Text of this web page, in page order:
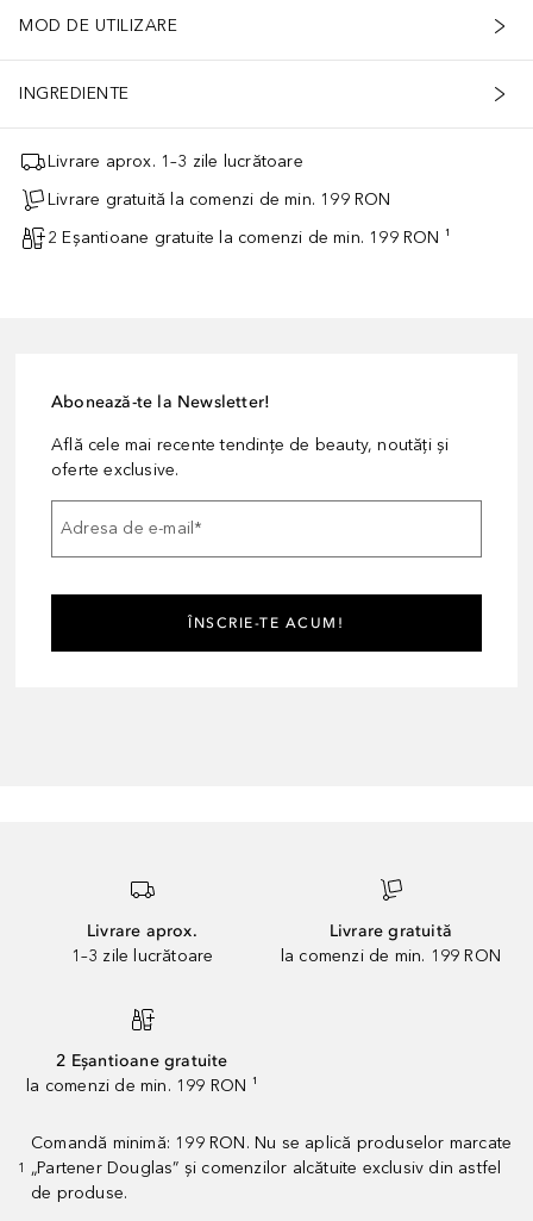
MOD DE UTILIZARE
INGREDIENTE
Livrare aprox. 1–3 zile lucrătoare
Livrare gratuită la comenzi de min. 199 RON
2 Eșantioane gratuite la comenzi de min. 199 RON ¹
Abonează-te la Newsletter!
Află cele mai recente tendințe de beauty, noutăți și
oferte exclusive.
Adresa de e-mail*
ÎNSCRIE-TE ACUM!
Livrare aprox.
1–3 zile lucrătoare
Livrare gratuită
la comenzi de min. 199 RON
2 Eșantioane gratuite
la comenzi de min. 199 RON ¹
1
Comandă minimă: 199 RON. Nu se aplică produselor marcate
„Partener Douglas” și comenzilor alcătuite exclusiv din astfel
de produse.